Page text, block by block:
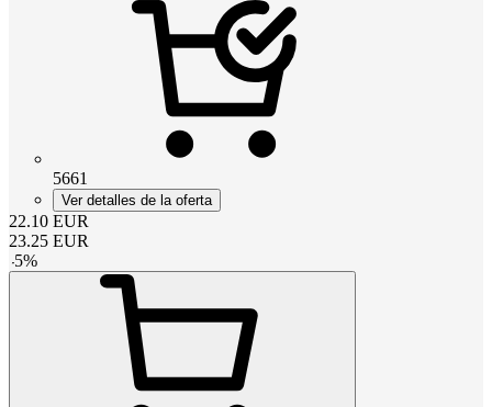
5661
Ver detalles de la oferta
22.10 EUR
23.25 EUR
-5%